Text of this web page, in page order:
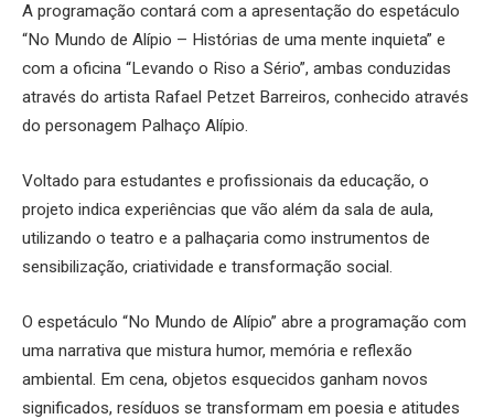
A programação contará com a apresentação do espetáculo
“No Mundo de Alípio – Histórias de uma mente inquieta” e
com a oficina “Levando o Riso a Sério”, ambas conduzidas
através do artista Rafael Petzet Barreiros, conhecido através
do personagem Palhaço Alípio.
Voltado para estudantes e profissionais da educação, o
projeto indica experiências que vão além da sala de aula,
utilizando o teatro e a palhaçaria como instrumentos de
sensibilização, criatividade e transformação social.
O espetáculo “No Mundo de Alípio” abre a programação com
uma narrativa que mistura humor, memória e reflexão
ambiental. Em cena, objetos esquecidos ganham novos
significados, resíduos se transformam em poesia e atitudes